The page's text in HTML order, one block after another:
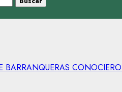
BARRANQUERAS